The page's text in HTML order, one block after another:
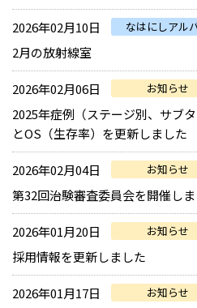
2026年02月10日 なはにしアル
2月の放射線室
2026年02月06日 お知らせ
2025年症例（ステージ別、サブ
とOS（生存率）を更新しました
2026年02月04日 お知らせ
第32回治験審査委員会を開催しま
2026年01月20日 お知らせ
採用情報を更新しました
2026年01月17日 お知らせ